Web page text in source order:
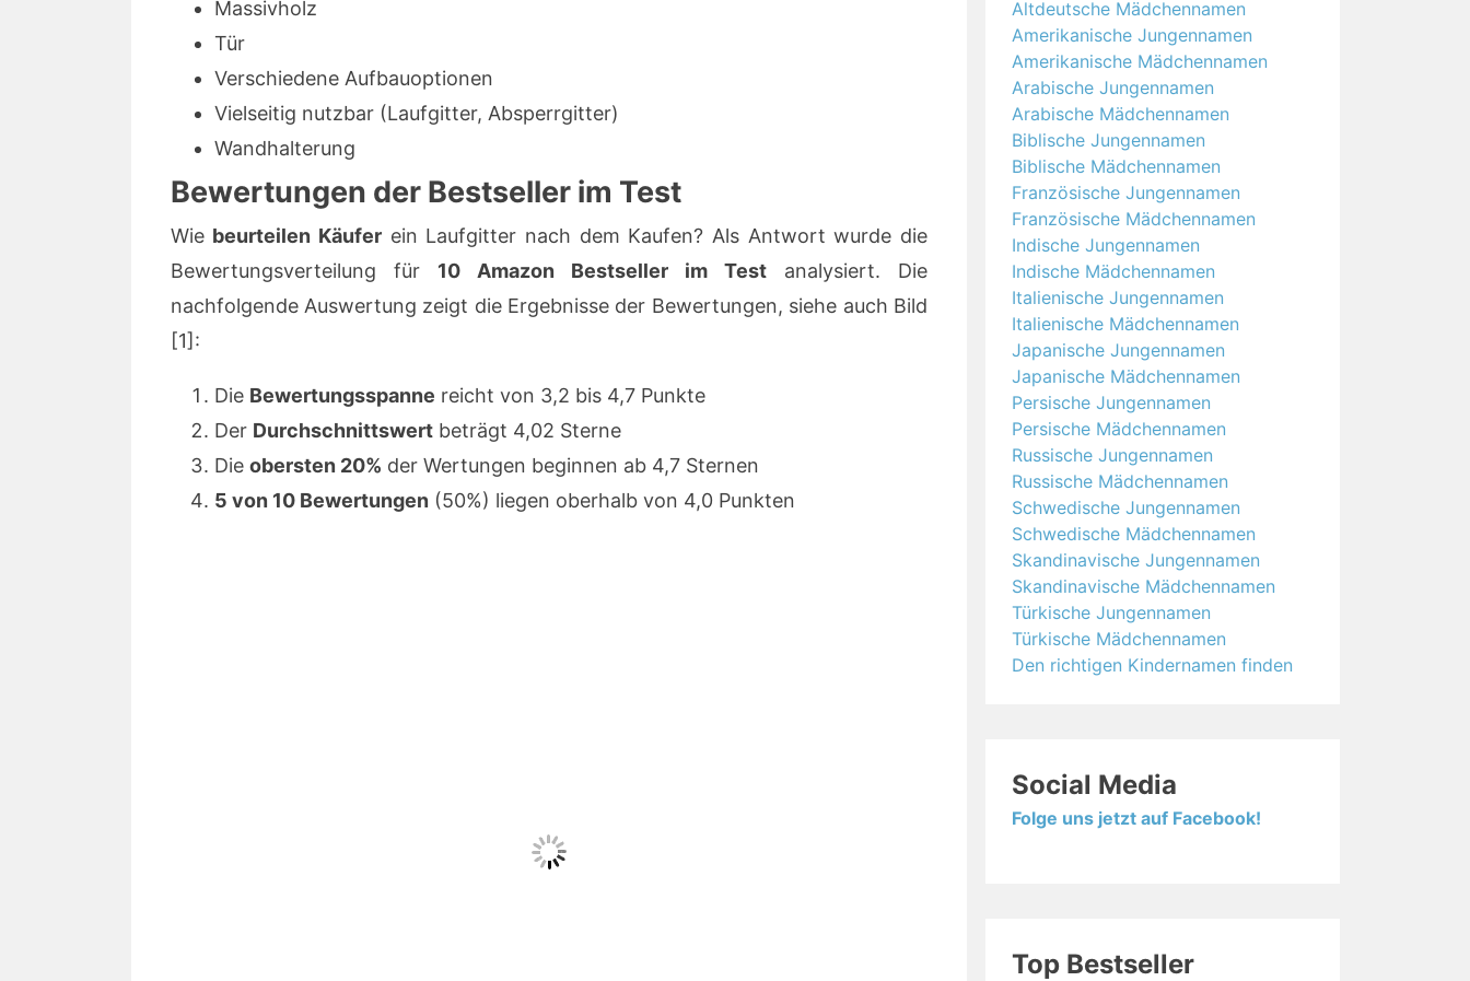
Massivholz
Tür
Verschiedene Aufbauoptionen
Vielseitig nutzbar (Laufgitter, Absperrgitter)
Wandhalterung
Bewertungen der Bestseller im Test
Wie beurteilen Käuferein Laufgitter nach dem Kaufen? Als Antwort wurde die
Bewertungsverteilung für 10 Amazon Bestseller im Testanalysiert. Die
nachfolgende Auswertung zeigt die Ergebnisse der Bewertungen, siehe auch Bild
[1]:
Die Bewertungsspanne reicht von 3,2 bis 4,7 Punkte
Der Durchschnittswertbeträgt 4,02 Sterne
Die obersten 20% der Wertungen beginnen ab 4,7 Sternen
5 von 10 Bewertungen (50%) liegen oberhalb von 4,0 Punkten
Altdeutsche Mädchennamen
Amerikanische Jungennamen
Amerikanische Mädchennamen
Arabische Jungennamen
Arabische Mädchennamen
Biblische Jungennamen
Biblische Mädchennamen
Französische Jungennamen
Französische Mädchennamen
Indische Jungennamen
Indische Mädchennamen
Italienische Jungennamen
Italienische Mädchennamen
Japanische Jungennamen
Japanische Mädchennamen
Persische Jungennamen
Persische Mädchennamen
Russische Jungennamen
Russische Mädchennamen
Schwedische Jungennamen
Schwedische Mädchennamen
Skandinavische Jungennamen
Skandinavische Mädchennamen
Türkische Jungennamen
Türkische Mädchennamen
Den richtigen Kindernamen finden
Social Media
Folge uns jetzt auf Facebook!
Top Bestseller